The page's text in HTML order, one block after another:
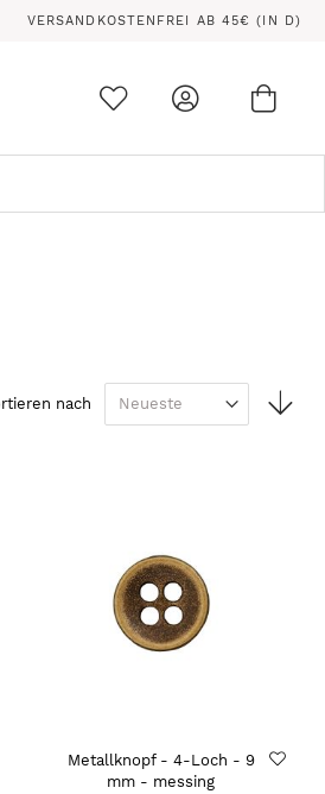
VERSANDKOSTENFREI AB 45€ (IN D)
nach
Metallknopf - 4-Loch - 9
mm - messing